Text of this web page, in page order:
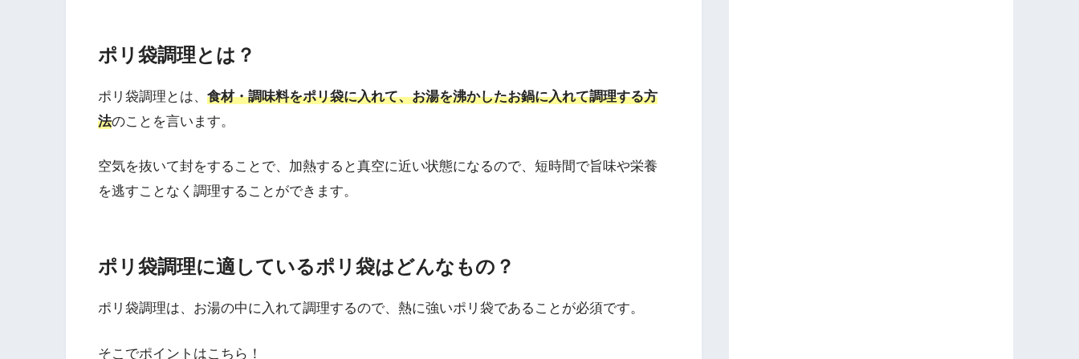
ポリ袋調理とは？
ポリ袋調理とは、 食材・調味料をポリ袋に入れて、お湯を沸かしたお鍋に入れて調理する方
法のことを言います。
空気を抜いて封をすることで、加熱すると真空に近い状態になるので、短時間で旨味や栄養
を逃すことなく調理することができます。
ポリ袋調理に適しているポリ袋はどんなもの？
ポリ袋調理は、お湯の中に入れて調理するので、熱に強いポリ袋であることが必須です。
そこでポイントはこちら！